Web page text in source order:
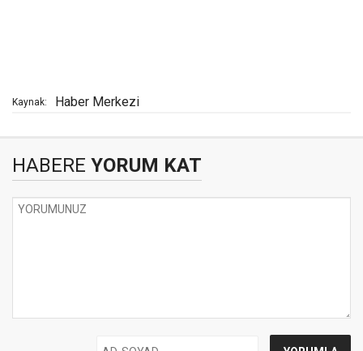
Kaynak: Haber Merkezi
HABERE YORUM KAT